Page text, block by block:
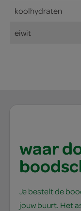
koolhydraten
eiwit
waar
Je bestelt de
jouw buurt. Het